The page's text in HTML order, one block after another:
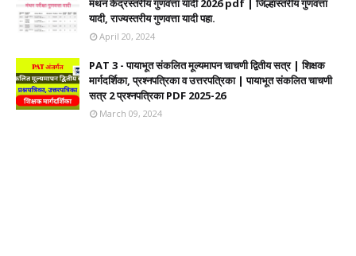
मंथन केंद्रस्तरीय गुणवत्ता यादी 2026 pdf | जिल्हास्तरीय गुणवत्ता
यादी, राज्यस्तरीय गुणवत्ता यादी पहा.
April 20, 2024
PAT 3 - पायाभूत संकलित मूल्यमापन चाचणी द्वितीय सत्र | शिक्षक
मार्गदर्शिका, प्रश्नपत्रिका व उत्तरपत्रिका | पायाभूत संकलित चाचणी
सत्र 2 प्रश्नपत्रिका PDF 2025-26
March 09, 2024